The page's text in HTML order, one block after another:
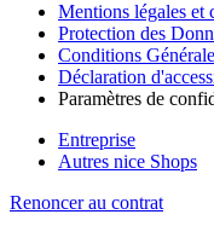
Mentions légales et
Protection des
Conditions
Déclaration
Paramètres de
Entreprise
Autres nice Shops
Renoncer au contrat